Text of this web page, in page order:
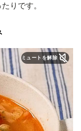
りです。
ミュートを解除